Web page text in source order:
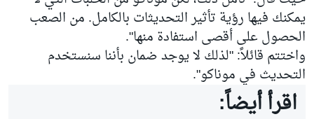
يمكنك فيها رؤية تأثير التحديثات بالكامل. من الصعب
الحصول على أقصى استفادة منها".
واختتم قائلاً: "لذلك لا يوجد ضمان بأننا سنستخدم
التحديث في موناكو".
اقرأ أيضاً: